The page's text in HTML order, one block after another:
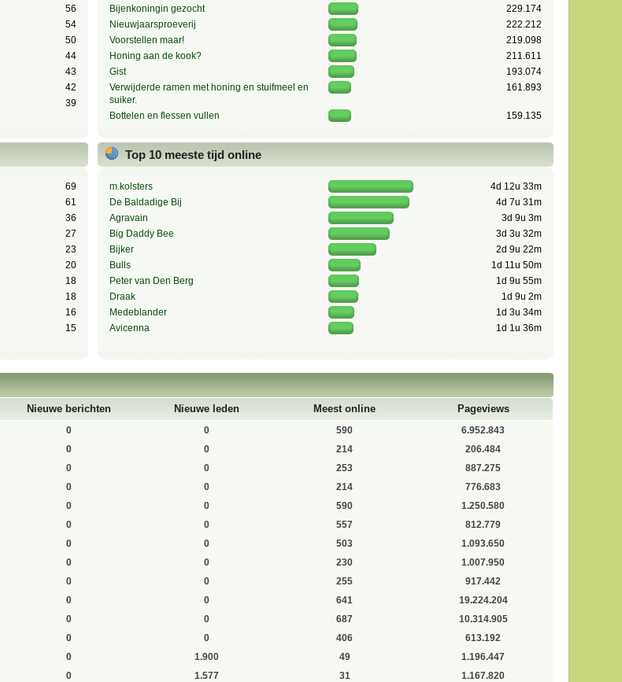
56
54
50
44
43
42
39
Bijenkoningin gezocht
229.174
Nieuwjaarsproeverij
222.212
Voorstellen maar!
219.098
Honing aan de kook?
211.611
Gist
193.074
Verwijderde ramen met honing en stuifmeel en
suiker.
161.893
Bottelen en flessen vullen 159.135
69
61
36
27
23
20
18
18
16
15
Top 10 meeste tijd online
m.kolsters
4d 12u 33m
De Baldadige Bij
4d 7u 31m
Agravain
3d 9u 3m
Big Daddy Bee
3d 3u 32m
Bijker
2d 9u 22m
Bulls
1d 11u 50m
Peter van Den Berg
1d 9u 55m
Draak
1d 9u 2m
Medeblander
1d 3u 34m
Avicenna
1d 1u 36m
Nieuwe berichten Nieuwe leden Meest online Pageviews
0 0 590
6.952.843
0 0 214
206.484
0 0 253
887.275
0 0 214
776.683
0 0 590
1.250.580
0 0 557
812.779
0 0 503
1.093.650
0 0 230
1.007.950
0 0 255
917.442
0 0 641
19.224.204
0 0 687
10.314.905
0 0 406
613.192
0 1.900 49
1.196.447
0 1.577 31 1.167.820